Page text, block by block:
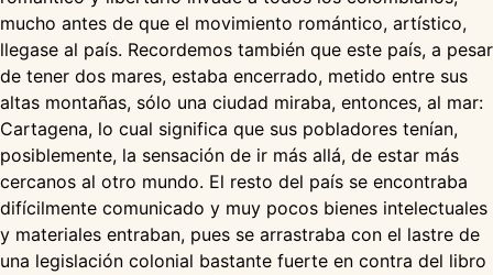
mucho antes de que el movimiento romántico, artístico,
llegase al país. Recordemos también que este país, a pesar
de tener dos mares, estaba encerrado, metido entre sus
altas montañas, sólo una ciudad miraba, entonces, al mar:
Cartagena, lo cual significa que sus pobladores tenían,
posiblemente, la sensación de ir más allá, de estar más
cercanos al otro mundo. El resto del país se encontraba
difícilmente comunicado y muy pocos bienes intelectuales
y materiales entraban, pues se arrastraba con el lastre de
una legislación colonial bastante fuerte en contra del libro